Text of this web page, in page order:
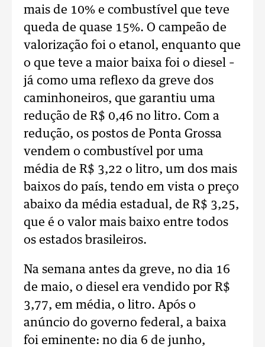
mais de 10% e combustível que teve
queda de quase 15%. O campeão de
valorização foi o etanol, enquanto que
o que teve a maior baixa foi o diesel –
já como uma reflexo da greve dos
caminhoneiros, que garantiu uma
redução de R$ 0,46 no litro. Com a
redução, os postos de Ponta Grossa
vendem o combustível por uma
média de R$ 3,22 o litro, um dos mais
baixos do país, tendo em vista o preço
abaixo da média estadual, de R$ 3,25,
que é o valor mais baixo entre todos
os estados brasileiros.
Na semana antes da greve, no dia 16
de maio, o diesel era vendido por R$
3,77, em média, o litro. Após o
anúncio do governo federal, a baixa
foi eminente: no dia 6 de junho,